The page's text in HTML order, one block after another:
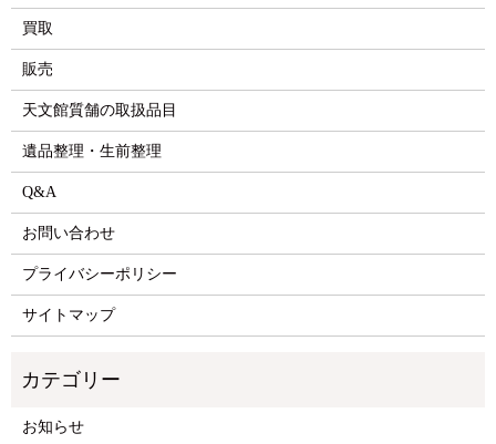
買取
販売
天文館質舗の取扱品目
遺品整理・生前整理
Q&A
お問い合わせ
プライバシーポリシー
サイトマップ
お知らせ